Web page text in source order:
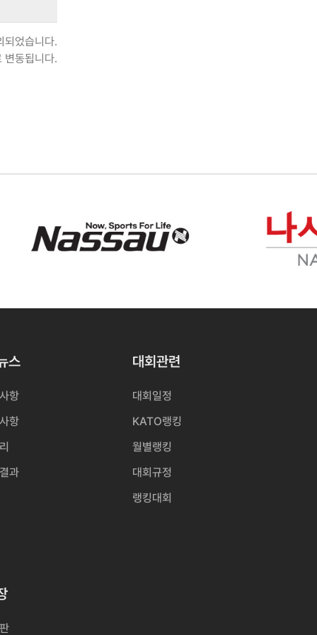
되었습니다.
변동됩니다.
스
항
항
과
대회관련
대회일정
KATO랭킹
월별랭킹
대회규정
랭킹대회